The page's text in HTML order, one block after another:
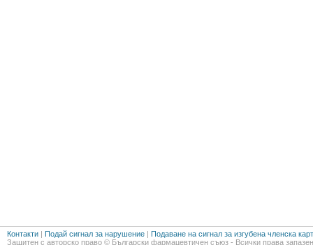
Контакти | Подай сигнал за нарушение | Подаване на сигнал за изгубена членска
Защитен с авторско право © Български фармацевтичен съюз - Всички права